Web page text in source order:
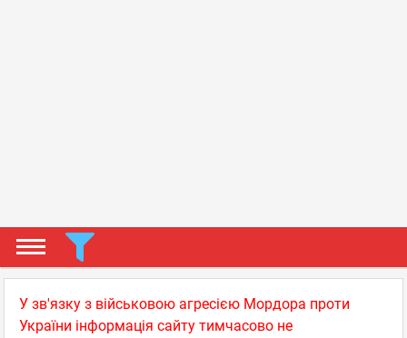
У зв'язку з військовою агресією Мордора проти
України інформація сайту тимчасово не